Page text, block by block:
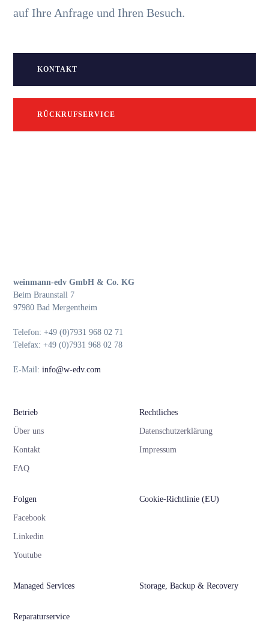
auf Ihre Anfrage und Ihren Besuch.
KONTAKT
RÜCKRUFSERVICE
weinmann-edv GmbH & Co. KG
Beim Braunstall 7
97980 Bad Mergentheim
Telefon: +49 (0)7931 968 02 71
Telefax: +49 (0)7931 968 02 78
E-Mail:info@w-edv.com
Betrieb
Über uns
Kontakt
FAQ
Rechtliches
Datenschutzerklärung
Impressum
Folgen
Facebook
Linkedin
Youtube
Cookie-Richtlinie (EU)
Managed Services Storage, Backup & Recovery
Reparaturservice